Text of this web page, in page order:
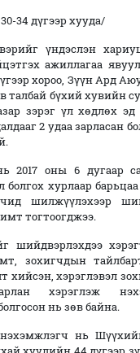
34 дүгээр хууда/
үндэслэн
ажиллагаа
хороо, Зүүн Ард
талбай бүхий хувийн
зэрэг үл хөдлөх
2 удаа зарласан
2017 оны 6 дугаар
болгох хурлаар
шилжүүлэхээр
тогтоогджээ.
шийдвэрлэхдээ
зохигчдын
хийсэн, хэрэглэвэл
хэрэглэж
нь зөв байна.
нэхэмжлэгч нь